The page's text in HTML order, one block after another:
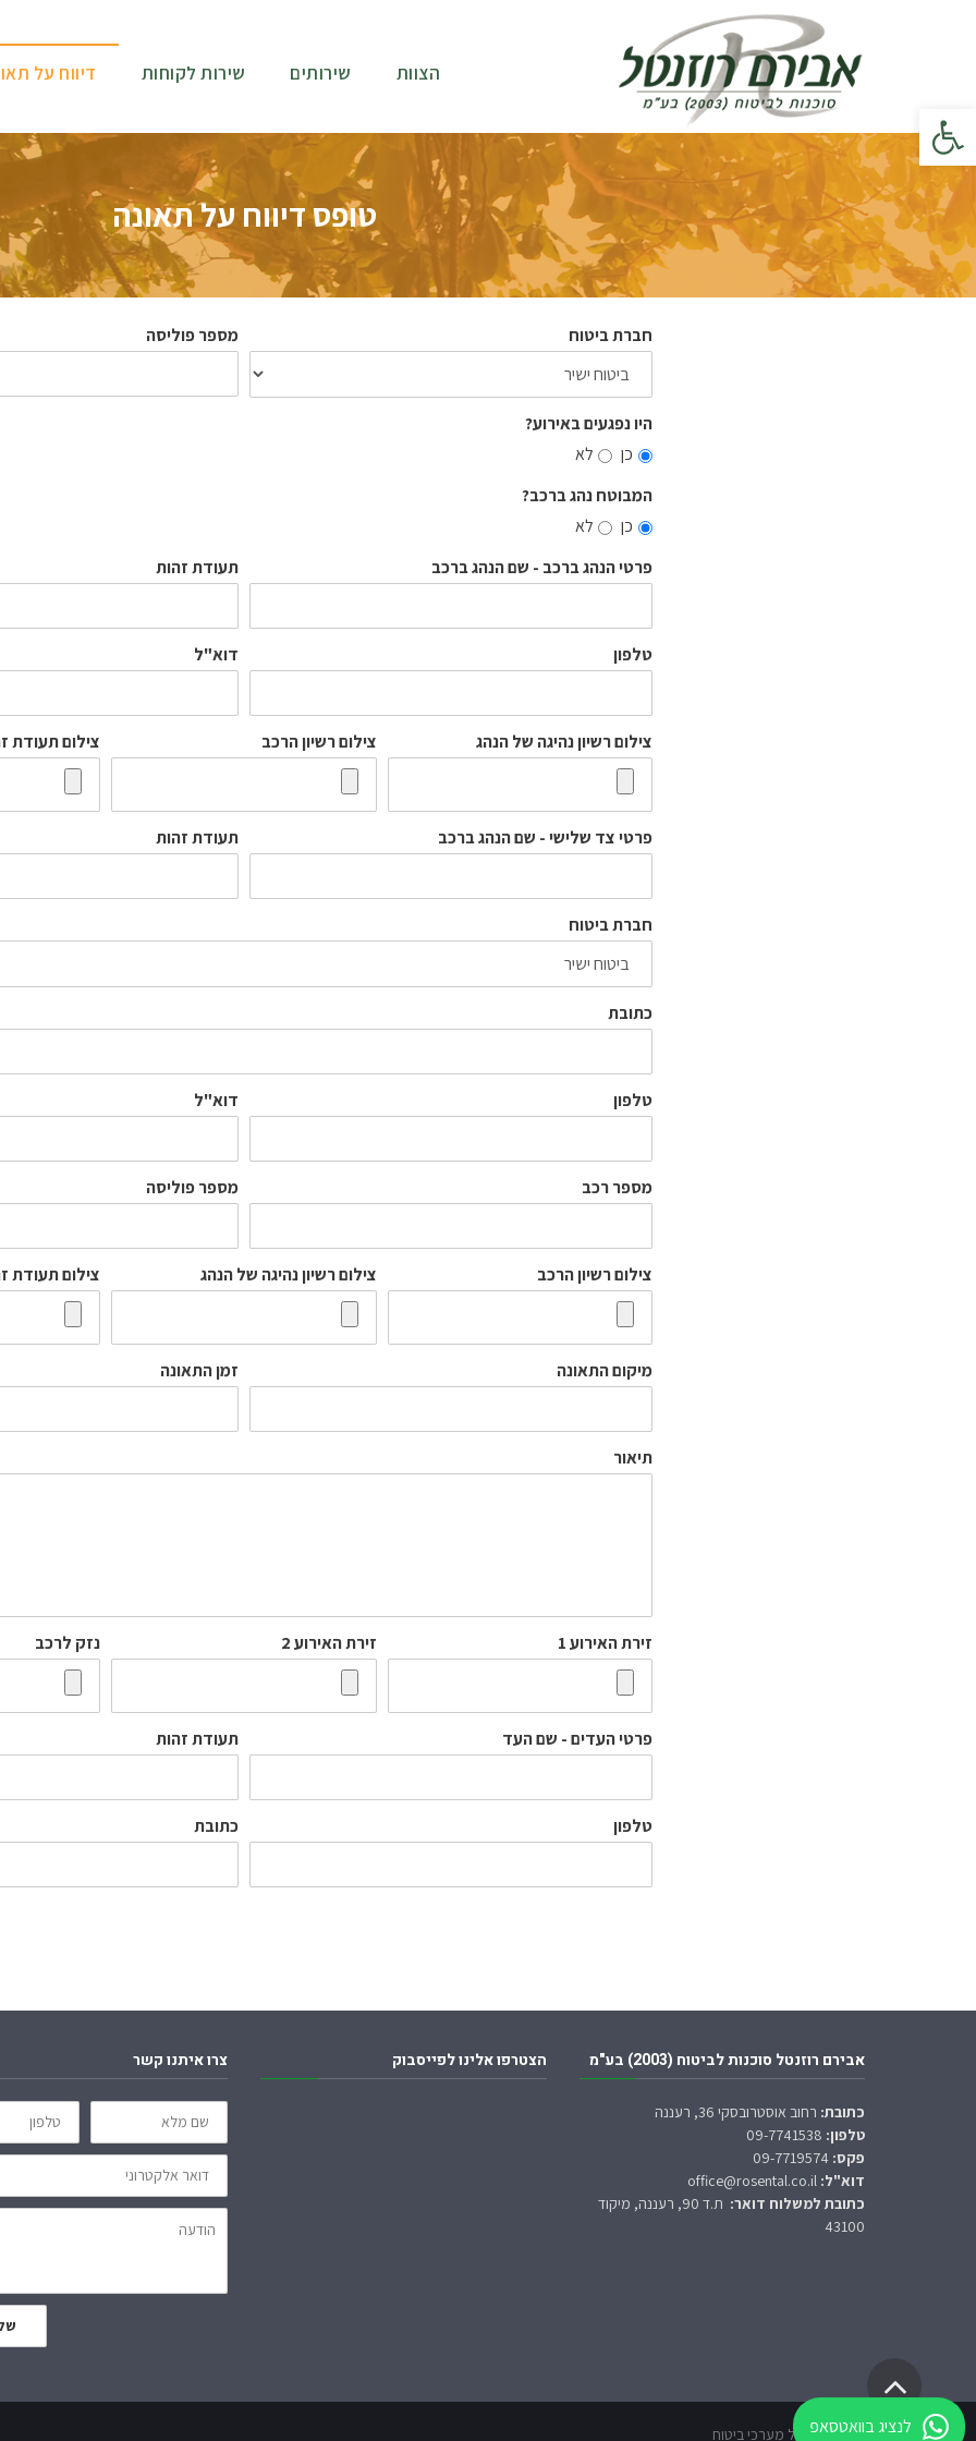
פתח סרגל נגישות
הצוות שירותים שירות לקוחות דיווח על
טופס דיווח על תאונה
חברת ביטוח מספר פוליסה
היו נפגעים באירוע?
כן
לא
המבוטח נהג ברכב?
כן
לא
פרטי הנהג ברכב - שם הנהג ברכב
תעודת זהות
טלפון דוא"ל
צילום רשיון נהיגה של הנהג צילום רשיון הרכב צילום תעודת
פרטי צד שלישי - שם הנהג ברכב תעודת זהות
חברת ביטוח
כתובת
טלפון דוא"ל
מספר רכב מספר פוליסה
צילום רשיון הרכב צילום רשיון נהיגה של הנהג צילום תעודת
מיקום התאונה זמן התאונה
תיאור
זירת האירוע 1 זירת האירוע 2 נזק לרכב
פרטי העדים - שם העד תעודת זהות
טלפון כתובת
אבירם רוזנטל סוכנות לביטוח (2003) בע"מ
כתובת: רחוב אוסטרובסקי 36, רעננה
טלפון: 09-7741538
פקס:
דוא"ל: office@rosental.co.il
כתובת למשלוח דואר:
ת.ד 90, רעננה, מיקוד
43100
הצטרפו אלינו לפייסבוק צרו איתנו קשר
שם
מלא
טלפון
דואר
אלקטרוני
הודעה
אבירם רוזנטל מערכי ביטוח
לנציג בוואטסאפ
גלילה
לראש